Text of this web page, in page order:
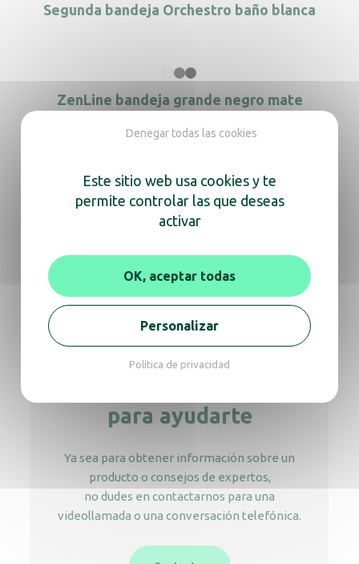
Segunda bandeja Orchestro baño blanca
ZenLine bandeja grande negro mate
Bandeja principal ZEN LINE perforada negra
Bandeja Maestro negra perforada
para ayudarte
Ya sea para obtener información sobre un
producto o consejos de expertos,
no dudes en contactarnos para una
videollamada o una conversación telefónica.
Este sitio web usa cookies y te
permite controlar las que deseas
activar
OK, aceptar todas
Denegar todas las cookies
Personalizar
Política de privacidad